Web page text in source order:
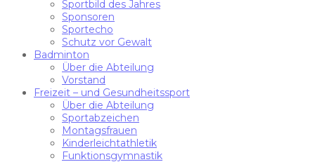
Sportbild des Jahres
Sponsoren
Sportecho
Schutz vor Gewalt
Badminton
Über die Abteilung
Vorstand
Freizeit – und Gesundheitssport
Über die Abteilung
Sportabzeichen
Montagsfrauen
Kinderleichtathletik
Funktionsgymnastik